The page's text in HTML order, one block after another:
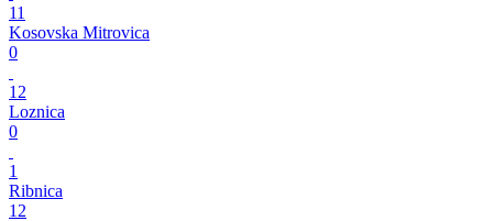
11
Kosovska Mitrovica
0
12
Loznica
0
1
Ribnica
12